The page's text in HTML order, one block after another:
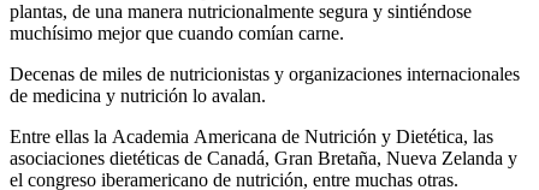
plantas, de una manera nutricionalmente segura y sintiéndose
muchísimo mejor que cuando comían carne.
Decenas de miles de nutricionistas y organizaciones internacionales
de medicina y nutrición lo avalan.
Entre ellas la Academia Americana de Nutrición y Dietética, las
asociaciones dietéticas de Canadá, Gran Bretaña, Nueva Zelanda y
el congreso iberamericano de nutrición, entre muchas otras.